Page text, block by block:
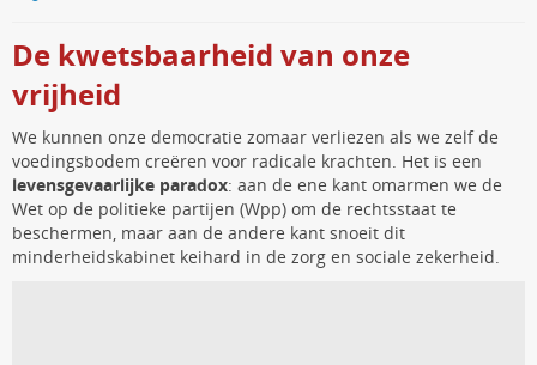
De kwetsbaarheid van onze
vrijheid
We kunnen onze democratie zomaar verliezen als we zelf de
voedingsbodem creëren voor radicale krachten. Het is een
levensgevaarlijke paradox: aan de ene kant omarmen we de
Wet op de politieke partijen (Wpp) om de rechtsstaat te
beschermen, maar aan de andere kant snoeit dit
minderheidskabinet keihard in de zorg en sociale zekerheid.